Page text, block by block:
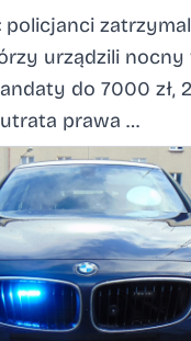
policjanci
urządzili
do 7000 zł,
prawa …